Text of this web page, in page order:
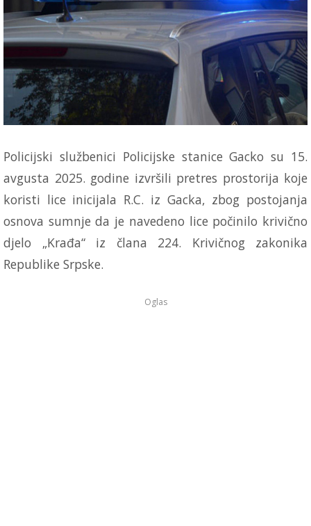
Policijski službenici Policijske stanice Gacko su 15.
avgusta 2025. godine izvršili pretres prostorija koje
koristi lice inicijala R.C. iz Gacka, zbog postojanja
osnova sumnje da je navedeno lice počinilo krivično
djelo „Krađa“ iz člana 224. Krivičnog zakonika
Republike Srpske.
Oglas